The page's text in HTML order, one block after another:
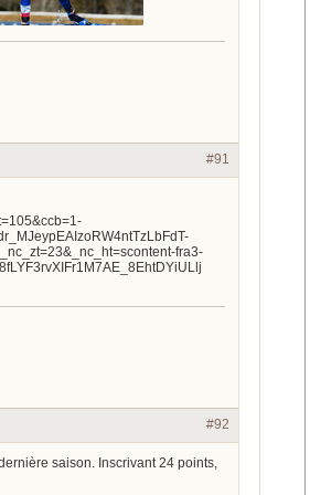
#91
#92
saison. Inscrivant 24 points,